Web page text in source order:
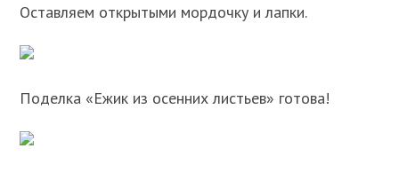
Оставляем открытыми мордочку и лапки.
Поделка «Ежик из осенних листьев» готова!